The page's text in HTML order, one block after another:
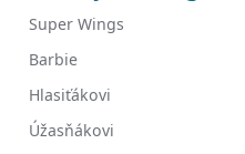
Super Wings
Barbie
Hlasiťákovi
Úžasňákovi